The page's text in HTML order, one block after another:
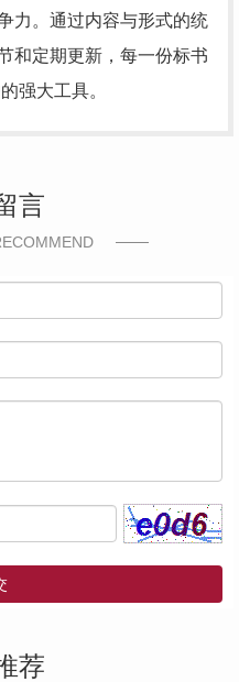
力。通过内容与形式的统
和定期更新，每一份标书
强大工具。
言
荐